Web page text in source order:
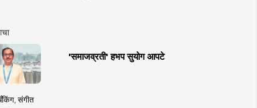
'समाजव्रती' हभप सुयोग आपटे
संगीत